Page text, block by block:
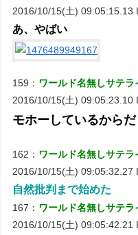
2016/10/15(土) 09:05:15.13
あ、やばい
159： ワールド名無しサテ
2016/10/15(土) 09:05:23.10
モホーしているからだ
162： ワールド名無しサテ
2016/10/15(土) 09:05:32.27
自然批判まで始めた
167： ワールド名無しサテ
2016/10/15(土) 09:05:42.21